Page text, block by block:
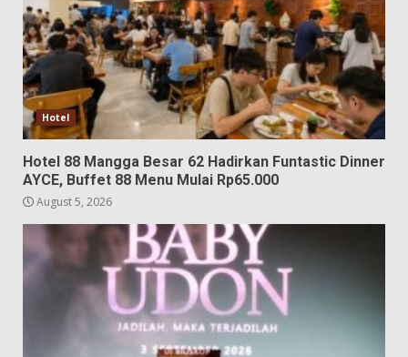
Hotel
Hotel 88 Mangga Besar 62 Hadirkan Funtastic Dinner
AYCE, Buffet 88 Menu Mulai Rp65.000
August 5, 2026